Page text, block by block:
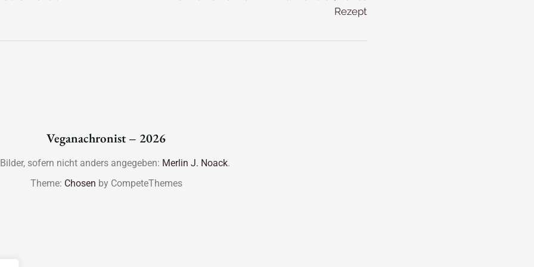
Rezept
Veganachronist – 2026
sofern nicht anders angegeben: Merlin J. Noack.
Theme: Chosen by CompeteThemes